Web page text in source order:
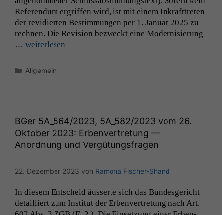
Ref­er­en­dum ergrif­f­en wird, ist mit einem Inkraft­treten
der rev­i­dierten Bes­tim­mungen per 1. Jan­u­ar 2025 zu
rech­nen. Die Revi­sion bezweckt eine Mod­ernisierung
… weit­er­lesen
Kategorien
Allgemein
BGer 5A_564/2023, 5A_582/2023 vom 26.
Oktober 2023: Erbenvertretung —
Anordnung und Vergütungsfragen
22. Dezember 2023 von Ramona Fischer-Shand
In diesem Entscheid äusserte sich das Bun­des­gericht
detail­liert zum Insti­tut der Erben­vertre­tung nach Art.